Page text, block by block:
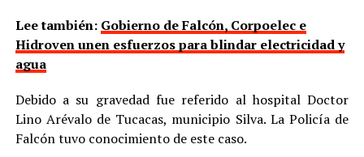
Lee también: Gobierno de Falcón, Corpoelec e
Hidroven unen esfuerzos para blindar electricidad y
agua
Debido a su gravedad fue referido al hospital Doctor
Lino Arévalo de Tucacas, municipio Silva. La Policía de
Falcón tuvo conocimiento de este caso.